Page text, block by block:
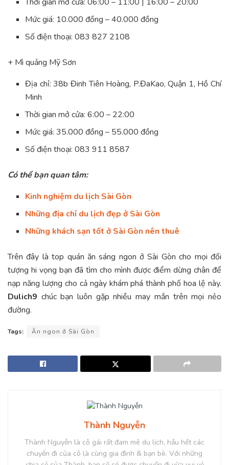
Mức giá: 10.000 đồng – 40.000 đồng
Số điện thoại: 083 827 2108
+ Mì quảng Mỹ Sơn
Địa chỉ: 38b Đinh Tiên Hoàng, P.ĐaKao, Quận 1, Hồ Chí
Minh
Thời gian mở cửa: 6:00 – 22:00
Mức giá: 35.000 đồng – 55.000 đồng
Số điện thoại: 083 911 8587
Có thể bạn quan tâm:
Kinh nghiệm du lịch Sài Gòn
Những địa chỉ du lịch đẹp ở Sài Gòn
Những khách sạn tốt ở Sài Gòn nên thuê
Trên đây là top quán ăn sáng ngon ở Sài Gòn cho mọi đối
tượng hi vọng bạn đã tìm cho mình được điểm dừng chân để
nạp năng lượng cho cả ngày khám phá thành phố hoa lệ này.
Dulich9 chúc bạn luôn gặp nhiều may mắn trên mọi nẻo
đường.
Tags: Ăn ngon ở Sài Gòn
Thành Nguyễn
Thành Nguyễn là cô gái rất đam mê du lịch, hầu hết các
chuyến đi của cô là cùng gia đình & bạn bè. Với những